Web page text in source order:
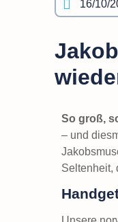
16/10/
So groß,
– und
Seltenheit,